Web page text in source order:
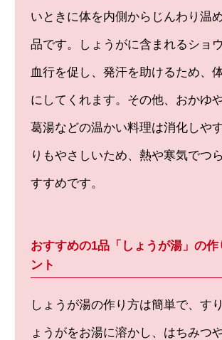
いときに体を内側からじんわり温
品です。しょうがに含まれるショ
血行を促し、発汗を助けるため、
にしてくれます。その他、おかゆ
葛湯などの温かい料理は消化しや
りもやさしいため、熱や寒気でつ
すすめです。
おすすめの1品「しょうが湯」の作
ント
しょうが湯の作り方は簡単で、す
ょうがをお湯に溶かし、はちみつ